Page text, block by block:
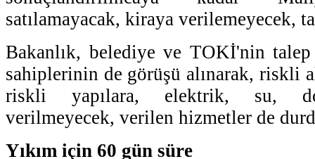
satılamayacak, kiraya verilemeyecek,
Bakanlık, belediye ve TOKİ'nin
sahiplerinin de görüşü alınarak, riskli
riskli yapılara, elektrik, su,
verilmeyecek, verilen hizmetler de
Yıkım için 60 gün süre